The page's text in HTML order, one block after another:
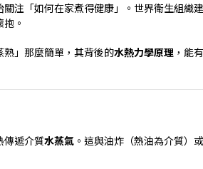
注「如何在家煮得健康」。世界衛生組織
。
」那麼簡單，其背後的水熱力學原理 ，能
傳遞介質水蒸氣 。這與油炸（熱油為介質）